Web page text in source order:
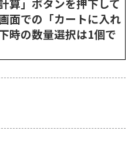
算」ボタンを押下して
面での「カートに入れ
時の数量選択は1個で